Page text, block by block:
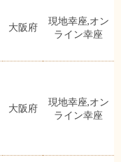
大阪府
現地幸座,オン
ライン幸座
大阪府
現地幸座,オン
ライン幸座